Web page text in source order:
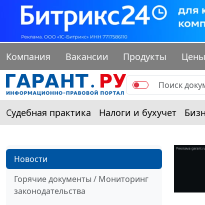
Компания Вакансии Продукты Цены
Судебная практика Налоги и бухучет
Новости
Горячие документы / Мониторинг
законодательства